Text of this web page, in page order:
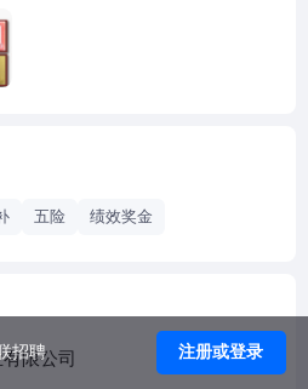
五险 绩效奖金
限公司
招聘 注册或登录